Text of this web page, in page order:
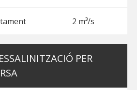
2 m³/s
PER